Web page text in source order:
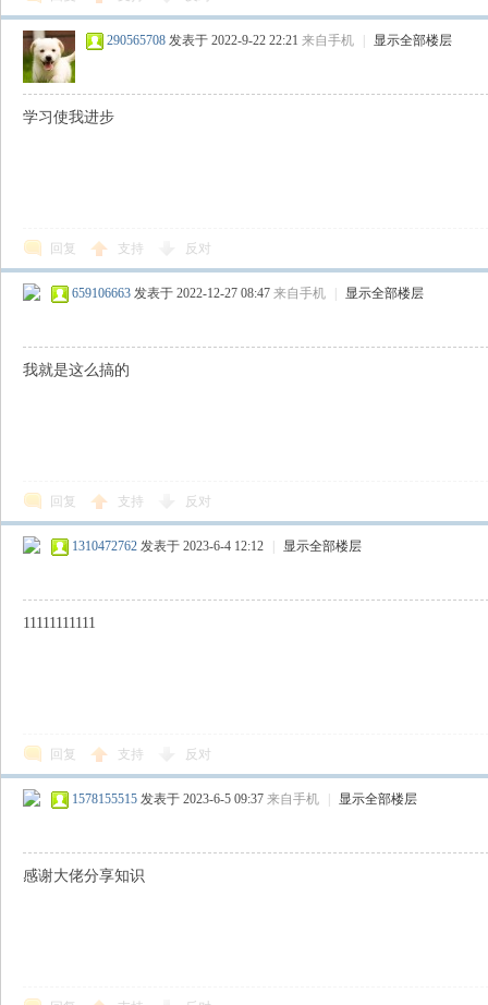
290565708 发表于 2022-9-22 22:21 来自手机 显示全部楼层
学习使我进步
回复 支持 反对
659106663 发表于 2022-12-27 08:47 来自手机 显示全部楼层
我就是这么搞的
回复 支持 反对
1310472762 发表于 2023-6-4 12:12 显示全部楼层
11111111111
回复 支持 反对
1578155515 发表于 2023-6-5 09:37 来自手机 显示全部楼层
感谢大佬分享知识